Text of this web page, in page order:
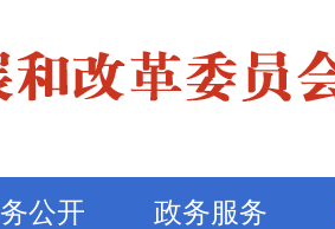
公开 政务服务